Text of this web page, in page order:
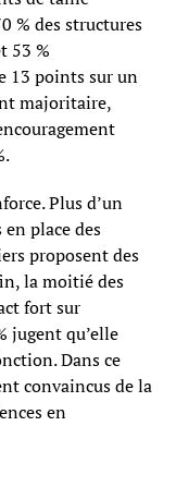
% des structures
53 %
13 points sur un
majoritaire,
Plus d’un
place des
proposent des
la moitié des
fort sur
jugent qu’elle
Dans ce
convaincus de la
en